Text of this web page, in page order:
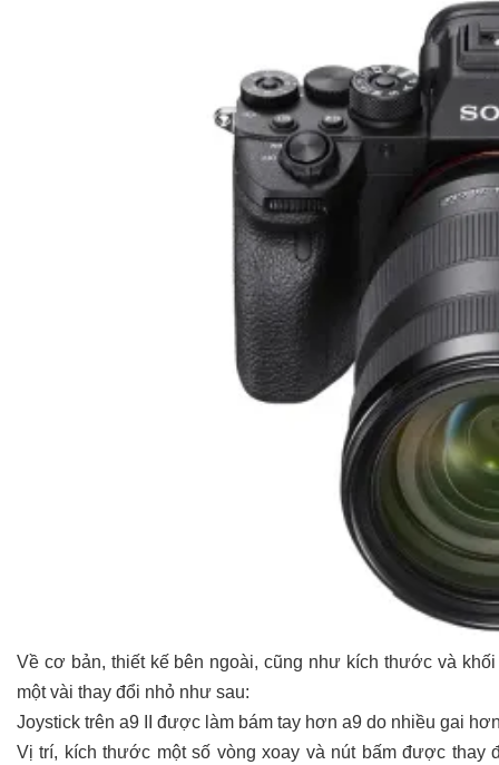
Về cơ bản, thiết kế bên ngoài, cũng như kích thước và
một vài thay đổi nhỏ như sau:
Joystick trên a9 II được làm bám tay hơn a9 do nhiều gai
Vị trí, kích thước một số vòng xoay và nút bấm được thay